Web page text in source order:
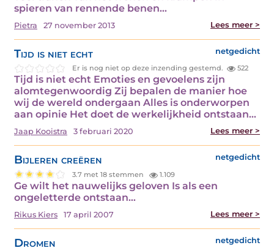
spieren van rennende benen…
Pietra 27 november 2013 Lees meer >
Tijd is niet echt netgedicht
Er is nog niet op deze inzending gestemd. 522
Tijd is niet echt Emoties en gevoelens zijn
alomtegenwoordig Zij bepalen de manier hoe
wij de wereld ondergaan Alles is onderworpen
aan opinie Het doet de werkelijkheid ontstaan…
Jaap Kooistra 3 februari 2020 Lees meer >
Bijleren creëren netgedicht
3.7 met 18 stemmen 1.109
Ge wilt het nauwelijks geloven Is als een
ongeletterde ontstaan…
Rikus Kiers 17 april 2007 Lees meer >
Dromen netgedicht